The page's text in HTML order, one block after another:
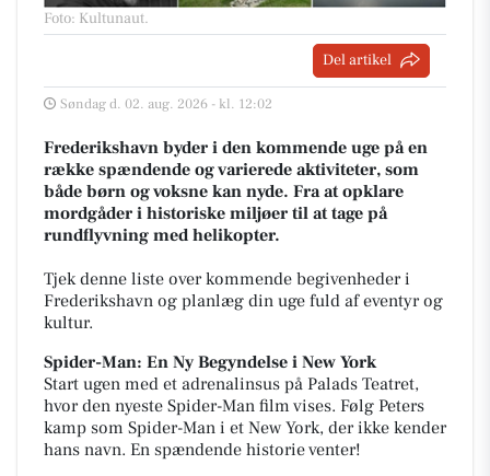
Foto: Kultunaut.
Del artikel
Søndag d. 02. aug. 2026 - kl. 12:02
Frederikshavn byder i den kommende uge på en
række spændende og varierede aktiviteter, som
både børn og voksne kan nyde. Fra at opklare
mordgåder i historiske miljøer til at tage på
rundflyvning med helikopter.
Tjek denne liste over kommende begivenheder i
Frederikshavn og planlæg din uge fuld af eventyr og
kultur.
Spider-Man: En Ny Begyndelse i New York
Start ugen med et adrenalinsus på Palads Teatret,
hvor den nyeste Spider-Man film vises. Følg Peters
kamp som Spider-Man i et New York, der ikke kender
hans navn. En spændende historie venter!